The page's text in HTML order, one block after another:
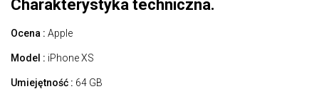
Charakterystyka techniczna.
Ocena : Apple
Model : iPhone XS
Umiejętność : 64 GB